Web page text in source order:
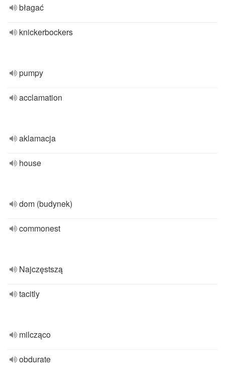
błagać
knickerbockers
pumpy
acclamation
aklamacja
house
dom (budynek)
commonest
Najczęstszą
tacitly
milcząco
obdurate